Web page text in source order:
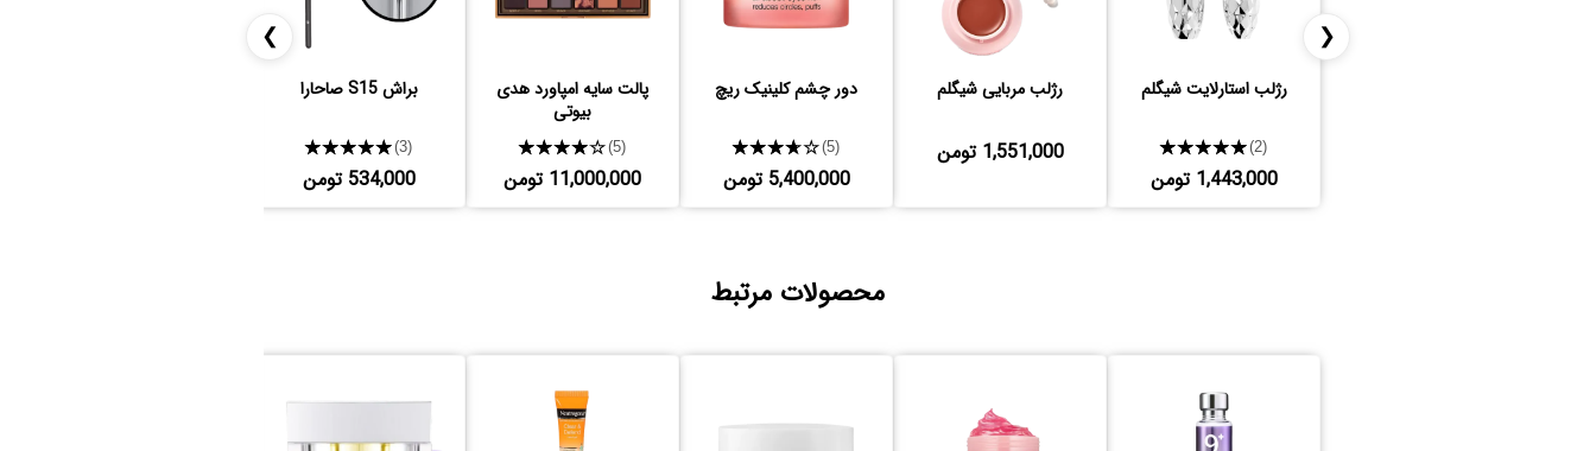
❮
رژلب استارلایت شیگلم
★★★★★(2)
1,443,000 تومن
رژلب مربایی شیگلم
1,551,000 تومن
دور چشم کلینیک ریچ
★★★★★(5)
5,400,000 تومن
پالت سایه امپاورد هدی
بیوتی
★★★★★(5)
11,000,000 تومن
براش S15 صاحارا
★★★★★(3)
534,000 تومن
❯
محصولات مرتبط